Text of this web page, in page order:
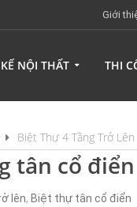
Giới
NỘI THẤT THI
Biệt Thự 4 Tầng Trở Lên
tân cổ
lên, Biệt thự tân cổ điển